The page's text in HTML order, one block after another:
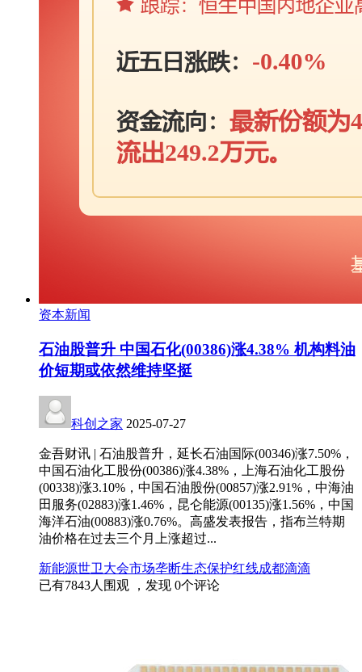
资本新闻
石油股普升 中国石化(00386)涨4.38% 机构料油
价短期或依然维持坚挺
科创之家 2025-07-27
金吾财讯 | 石油股普升，延长石油国际(00346)涨7.50%，
中国石油化工股份(00386)涨4.38%，上海石油化工股份
(00338)涨3.10%，中国石油股份(00857)涨2.91%，中海油
田服务(02883)涨1.46%，昆仑能源(00135)涨1.56%，中国
海洋石油(00883)涨0.76%。高盛发表报告，指布兰特期
油价格在过去三个月上涨超过...
新能源世卫大会市场垄断生态保护红线成都滴滴
已有7843人围观 ，发现 0个评论